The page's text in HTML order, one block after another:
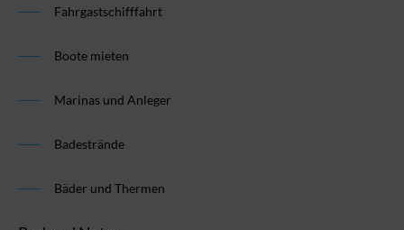
Fahrgastschifffahrt
Boote mieten
Marinas und Anleger
Badestrände
Bäder und Thermen